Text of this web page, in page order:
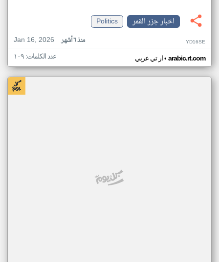
اخبار جزر القمر
Politics
Jan 16, 2026
منذ ٦ أشهر YD16SE
ار تي عربي• arabic.rt.com عدد الكلمات: ١٠٩